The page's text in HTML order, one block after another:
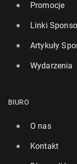
Promocje
Linki
Artykuły
Wydarzenia
BIURO
O nas
Kontakt